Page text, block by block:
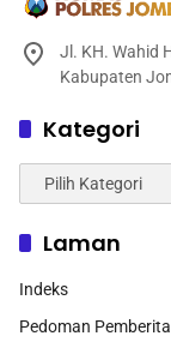
Jl. KH. Wahid
Kabupaten
Kategori
Kategori
Laman
Indeks
Pedoman